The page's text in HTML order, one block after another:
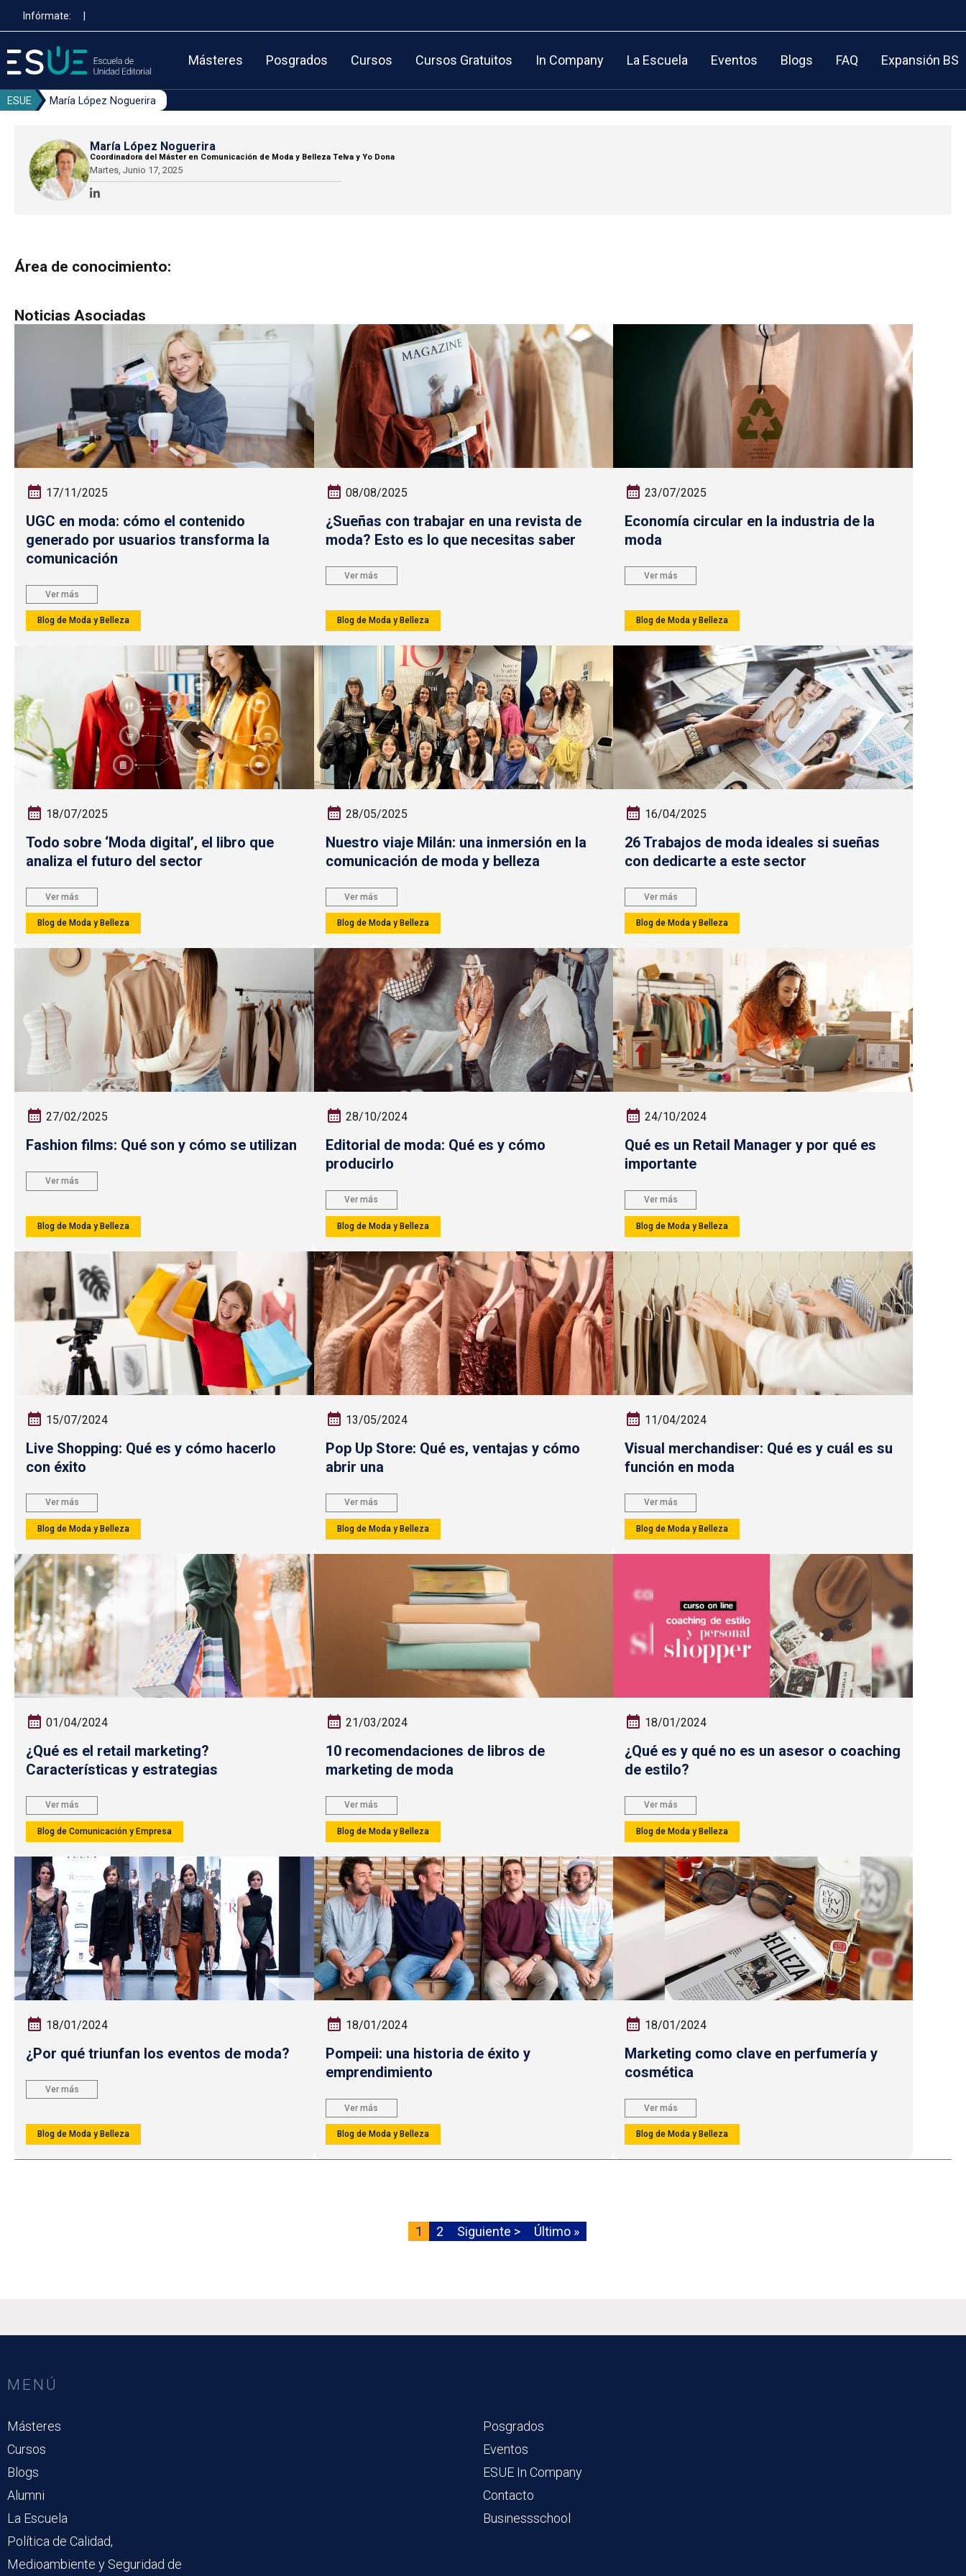
contenido
principal
Infórmate: |
Másteres Posgrados Cursos Cursos Gratuitos In Company La Escuela Eventos Blogs FAQ Expansión BS
ESUE María López Noguerira
María López Noguerira
Coordinadora del Máster en Comunicación de Moda y Belleza Telva y Yo Dona
Martes, Junio 17, 2025
Área de conocimiento:
Noticias Asociadas
17/11/2025
UGC en moda: cómo el contenido
generado por usuarios transforma la
comunicación
Ver más
Blog de Moda y Belleza
08/08/2025
¿Sueñas con trabajar en una revista de
moda? Esto es lo que necesitas saber
Ver más
Blog de Moda y Belleza
23/07/2025
Economía circular en la industria de la
moda
Ver más
Blog de Moda y Belleza
18/07/2025
Todo sobre ‘Moda digital’, el libro que
analiza el futuro del sector
Ver más
Blog de Moda y Belleza
28/05/2025
Nuestro viaje Milán: una inmersión en la
comunicación de moda y belleza
Ver más
Blog de Moda y Belleza
16/04/2025
26 Trabajos de moda ideales si sueñas
con dedicarte a este sector
Ver más
Blog de Moda y Belleza
27/02/2025
Fashion films: Qué son y cómo se utilizan
Ver más
Blog de Moda y Belleza
28/10/2024
Editorial de moda: Qué es y cómo
producirlo
Ver más
Blog de Moda y Belleza
24/10/2024
Qué es un Retail Manager y por qué es
importante
Ver más
Blog de Moda y Belleza
15/07/2024
Live Shopping: Qué es y cómo hacerlo
con éxito
Ver más
Blog de Moda y Belleza
13/05/2024
Pop Up Store: Qué es, ventajas y cómo
abrir una
Ver más
Blog de Moda y Belleza
11/04/2024
Visual merchandiser: Qué es y cuál es su
función en moda
Ver más
Blog de Moda y Belleza
01/04/2024
¿Qué es el retail marketing?
Características y estrategias
Ver más
Blog de Comunicación y Empresa
21/03/2024
10 recomendaciones de libros de
marketing de moda
Ver más
Blog de Moda y Belleza
18/01/2024
¿Qué es y qué no es un asesor o coaching
de estilo?
Ver más
Blog de Moda y Belleza
18/01/2024
¿Por qué triunfan los eventos de moda?
Ver más
Blog de Moda y Belleza
18/01/2024
Pompeii: una historia de éxito y
emprendimiento
Ver más
Blog de Moda y Belleza
18/01/2024
Marketing como clave en perfumería y
cosmética
Ver más
Blog de Moda y Belleza
Página
actual
1 Página
2
Siguiente
página
Siguiente >
Última
página
Último »
MENÚ
Másteres
Posgrados
Cursos
Eventos
Blogs
ESUE In Company
Alumni
Contacto
La Escuela
Businessschool
Política de Calidad,
Medioambiente y Seguridad de